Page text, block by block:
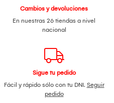
Cambios y devoluciones
En nuestras 26 tiendas a nivel
nacional
Sigue tu pedido
Fácil y rápido sólo con tu DNI. Seguir
pedido